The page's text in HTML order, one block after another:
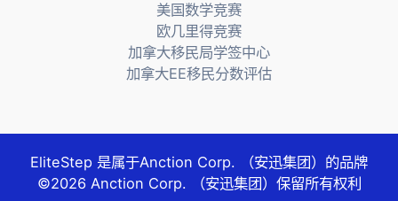
美国数学竞赛
欧几里得竞赛
加拿大移民局学签中心
加拿大EE移民分数评估
EliteStep 是属于Anction Corp. （安迅集团） 的品牌
©2026 Anction Corp. （安迅集团） 保留所有权利